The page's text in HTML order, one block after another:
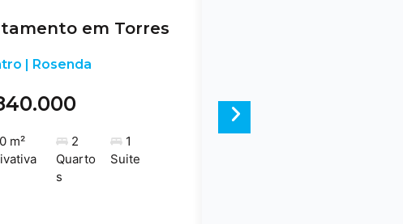
em Torres
| Rosenda
m²
2
Quarto
s
1
Suite